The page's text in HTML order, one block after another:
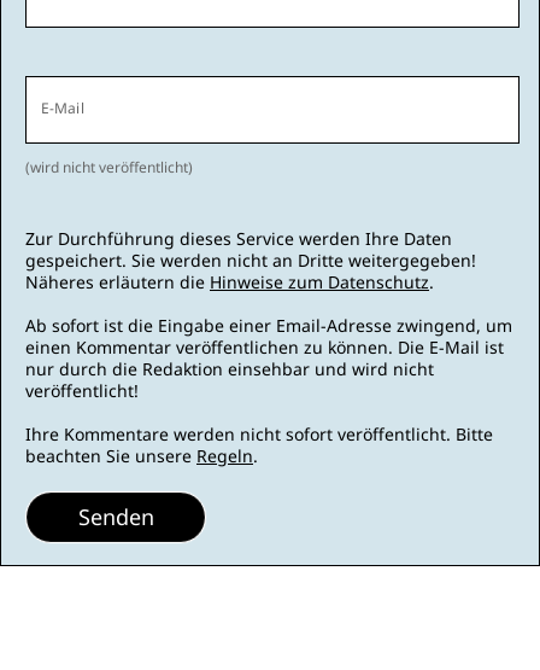
E-Mail
(wird nicht veröffentlicht)
Zur Durchführung dieses Service werden Ihre Daten
gespeichert. Sie werden nicht an Dritte weitergegeben!
Näheres erläutern die Hinweise zum Datenschutz.
Ab sofort ist die Eingabe einer Email-Adresse zwingend, um
einen Kommentar veröffentlichen zu können. Die E-Mail ist
nur durch die Redaktion einsehbar und wird nicht
veröffentlicht!
Ihre Kommentare werden nicht sofort veröffentlicht. Bitte
beachten Sie unsere Regeln.
Senden